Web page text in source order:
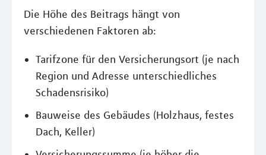
Die Höhe des Beitrags hängt von
verschiedenen Faktoren ab:
Tarifzone für den Versicherungsort (je nach
Region und Adresse unterschiedliches
Schadensrisiko)
Bauweise des Gebäudes (Holzhaus, festes
Dach, Keller)